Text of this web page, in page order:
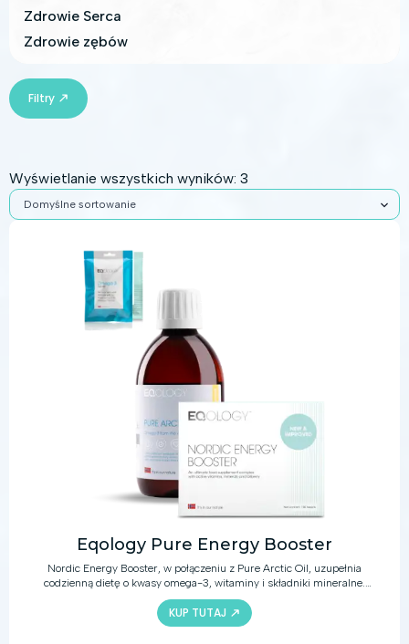
Zdrowie Serca
Zdrowie zębów
Filtry
Wyświetlanie wszystkich wyników: 3
Eqology Pure Energy Booster
Nordic Energy Booster, w połączeniu z Pure Arctic Oil, uzupełnia
codzienną dietę o kwasy omega-3, witaminy i składniki mineralne.
Oprócz zdrowej i zrównoważonej diety, te produkty oferują różne
aktywne składniki, aby zapewnić zdrową odporność, dobrą kondycję
układu sercowo-naczyniowego i więcej korzyści dla zdrowia.
KUP TUTAJ